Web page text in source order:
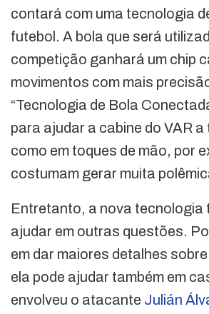
contará com uma tecnologia
futebol. A bola que será
competição ganhará um chip
movimentos com mais
“Tecnologia de Bola
para ajudar a cabine do VAR
como em toques de mão, por
costumam gerar muita
Entretanto, a nova tecnologia
ajudar em outras questões.
em dar maiores detalhes
ela pode ajudar também em
envolveu o atacante Julián